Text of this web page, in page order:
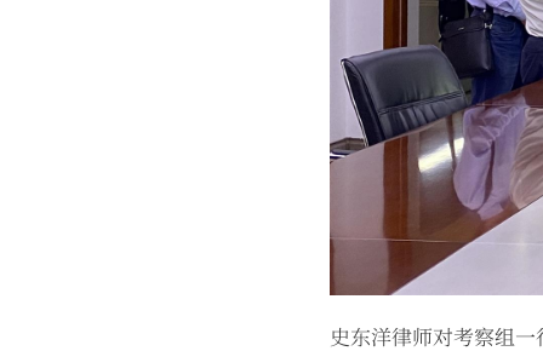
史东洋律师对考察组